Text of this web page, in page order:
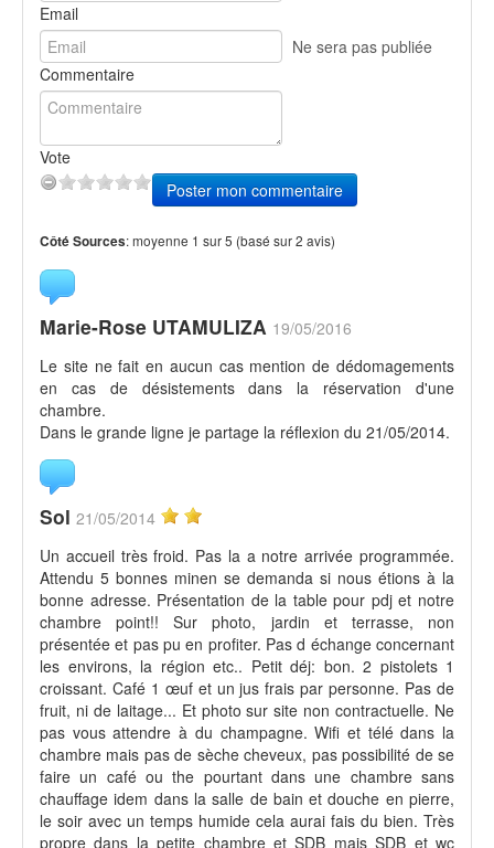
Email
Ne sera pas publiée
Commentaire
Vote
Poster mon commentaire
Côté Sources:moyenne 1 sur5 (basé sur2 avis)
Marie-Rose UTAMULIZA 19/05/2016
Le site ne fait en aucun cas mention de dédomagements
en cas de désistements dans la réservation d'une
chambre.
Dans le grande ligne je partage la réflexion du 21/05/2014.
Sol 21/05/2014
Un accueil très froid. Pas la a notre arrivée programmée.
Attendu 5 bonnes minen se demanda si nous étions à la
bonne adresse. Présentation de la table pour pdj et notre
chambre point!! Sur photo, jardin et terrasse, non
présentée et pas pu en profiter. Pas d échange concernant
les environs, la région etc.. Petit déj: bon. 2 pistolets 1
croissant. Café 1 œuf et un jus frais par personne. Pas de
fruit, ni de laitage... Et photo sur site non contractuelle. Ne
pas vous attendre à du champagne. Wifi et télé dans la
chambre mais pas de sèche cheveux, pas possibilité de se
faire un café ou the pourtant dans une chambre sans
chauffage idem dans la salle de bain et douche en pierre,
le soir avec un temps humide cela aurai fais du bien. Très
propre dans la petite chambre et SDB mais SDB et wc